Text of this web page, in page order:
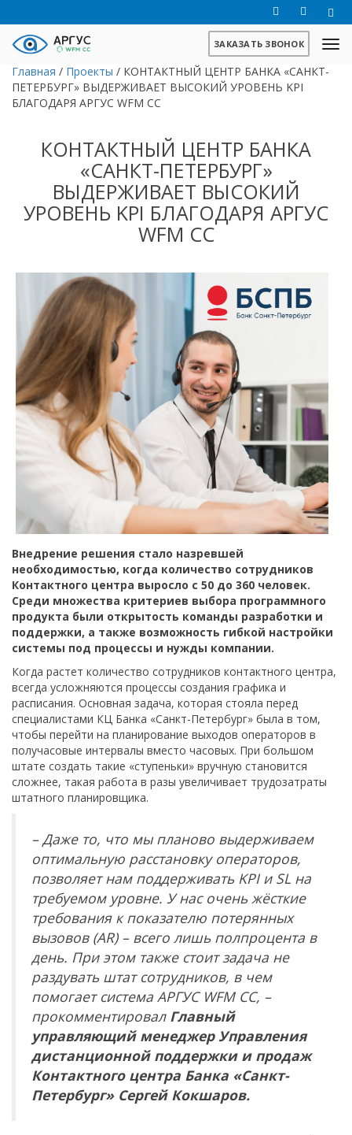
ЗАКАЗАТЬ ЗВОНОК
Главная / Проекты / КОНТАКТНЫЙ ЦЕНТР БАНКА «САНКТ-
ПЕТЕРБУРГ» ВЫДЕРЖИВАЕТ ВЫСОКИЙ УРОВЕНЬ KPI
БЛАГОДАРЯ АРГУС WFM CC
КОНТАКТНЫЙ ЦЕНТР БАНКА
«САНКТ-ПЕТЕРБУРГ»
ВЫДЕРЖИВАЕТ ВЫСОКИЙ
УРОВЕНЬ KPI БЛАГОДАРЯ АРГУС
WFM CC
Внедрение решения стало назревшей
необходимостью, когда количество сотрудников
Контактного центра выросло с 50 до 360 человек.
Среди множества критериев выбора программного
продукта были открытость команды разработки и
поддержки, а также возможность гибкой настройки
системы под процессы и нужды компании.
Когда растет количество сотрудников контактного центра,
всегда усложняются процессы создания графика и
расписания. Основная задача, которая стояла перед
специалистами КЦ Банка «Санкт-Петербург» была в том,
чтобы перейти на планирование выходов операторов в
получасовые интервалы вместо часовых. При большом
штате создать такие «ступеньки» вручную становится
сложнее, такая работа в разы увеличивает трудозатраты
штатного планировщика.
– Даже то, что мы планово выдерживаем
оптимальную расстановку операторов,
позволяет нам поддерживать KPI и SL на
требуемом уровне. У нас очень жёсткие
требования к показателю потерянных
вызовов (AR) – всего лишь полпроцента в
день. При этом также стоит задача не
раздувать штат сотрудников, в чем
помогает система АРГУС WFM CC, –
прокомментировал Главный
управляющий менеджер Управления
дистанционной поддержки и продаж
Контактного центра Банка «Санкт-
Петербург» Сергей Кокшаров.